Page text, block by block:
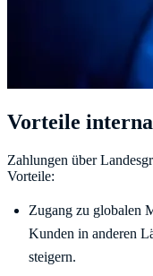
Vorteile
Zahlungen über
Vorteile:
Zugang zu globalen
Kunden in anderen
steigern.